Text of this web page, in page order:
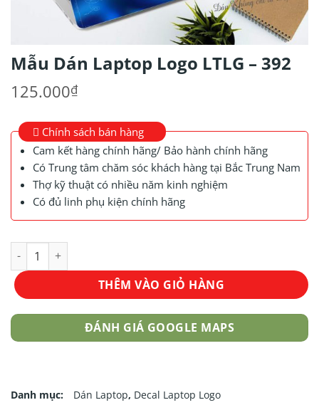
Mẫu Dán Laptop Logo LTLG – 392
125.000₫
Chính sách bán hàng
Cam kết hàng chính hãng/ Bảo hành chính hãng
Có Trung tâm chăm sóc khách hàng tại Bắc Trung Nam
Thợ kỹ thuật có nhiều năm kinh nghiệm
Có đủ linh phụ kiện chính hãng
Mẫu Dán Laptop Logo LTLG - 392 số lượng
THÊM VÀO GIỎ HÀNG
ĐÁNH GIÁ GOOGLE MAPS
Danh mục: Dán Laptop, Decal Laptop Logo